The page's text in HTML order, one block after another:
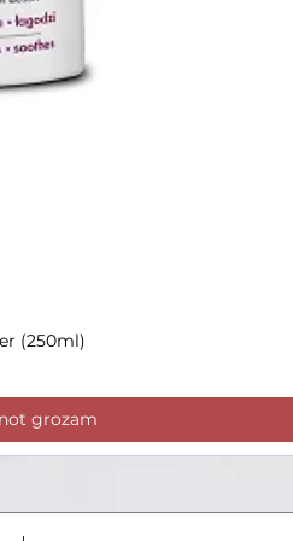
skats
(250ml)
grozam